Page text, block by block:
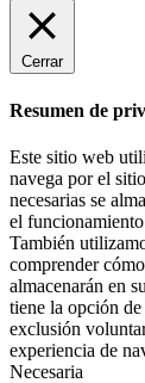
Cerrar
Resumen de
Este sitio web
navega por el
necesarias se
el
También
comprender
almacenarán en
tiene la opción
exclusión
experiencia de
Necesaria